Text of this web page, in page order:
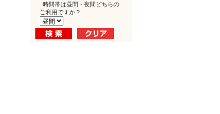
時間帯は昼間・夜間どちらの
ご利用ですか？